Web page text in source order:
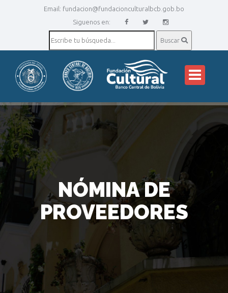
Email: fundacion@fundacionculturalbcb.gob.bo
Siguenos en:
Buscar
NÓMINA DE
PROVEEDORES